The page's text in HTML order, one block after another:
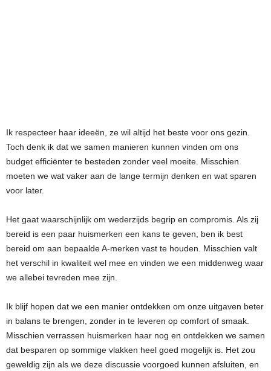
Ik respecteer haar ideeën, ze wil altijd het beste voor ons gezin.
Toch denk ik dat we samen manieren kunnen vinden om ons
budget efficiënter te besteden zonder veel moeite. Misschien
moeten we wat vaker aan de lange termijn denken en wat sparen
voor later.
Het gaat waarschijnlijk om wederzijds begrip en compromis. Als zij
bereid is een paar huismerken een kans te geven, ben ik best
bereid om aan bepaalde A-merken vast te houden. Misschien valt
het verschil in kwaliteit wel mee en vinden we een middenweg waar
we allebei tevreden mee zijn.
Ik blijf hopen dat we een manier ontdekken om onze uitgaven beter
in balans te brengen, zonder in te leveren op comfort of smaak.
Misschien verrassen huismerken haar nog en ontdekken we samen
dat besparen op sommige vlakken heel goed mogelijk is. Het zou
geweldig zijn als we deze discussie voorgoed kunnen afsluiten, en